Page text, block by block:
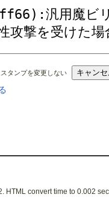
タンプを変更しない
HTML convert time to 0.002